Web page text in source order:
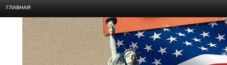
ГЛАВНАЯ